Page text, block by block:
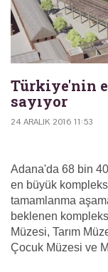
Türkiye'nin
sayıyor
24 ARALIK 2016 11:53
Adana'da 68 bin
en büyük
tamamlanma
beklenen
Müzesi, Tarım
Çocuk Müzesi ve